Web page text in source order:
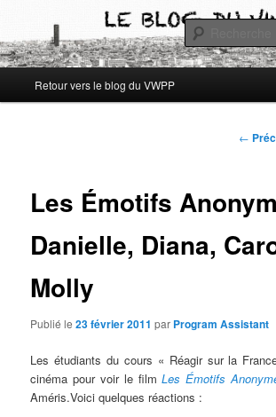
contenu
principalArchives blog VWPP
Les archives du blog des étudiants du Vassar-
principal
Retour vers le blog du VWPP
←
Les Émotifs
Danielle, Diana,
Molly
Publié le23 février 2011 par Program Assistant
Les étudiants du cours « Réagir sur la
cinéma pour voir le filmLes Émotifs
Améris.Voici quelques réactions :